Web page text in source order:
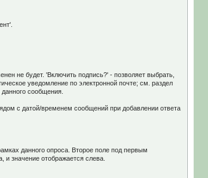
не будет. 'Включить подпись?' - позволяет выбрать,
уведомление по электронной почте; см. раздел
сообщения.
с датой/временем сообщений при добавлении ответа
данного опроса. Второе поле под первым
значение отображается слева.